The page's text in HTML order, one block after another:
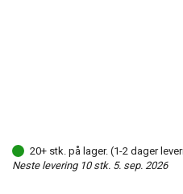
20+ stk. på lager. (1-2 dager
Neste levering 10 stk. 5. sep. 2026